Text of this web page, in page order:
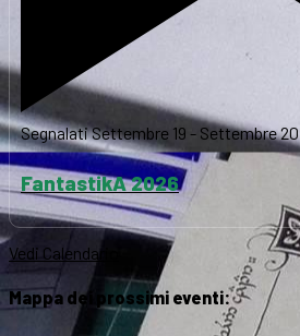
SegnalatiSettembre 19 - Settembre 20
FantastikA 2026
Vedi Calendario
Mappa dei prossimi eventi: